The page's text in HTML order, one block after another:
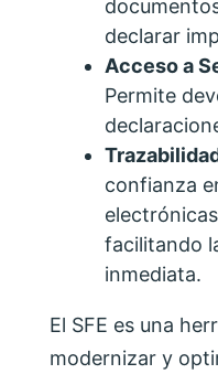
declarar
Acceso a
Permite
confianza
facilitando
inmediata.
El SFE es una
modernizar y